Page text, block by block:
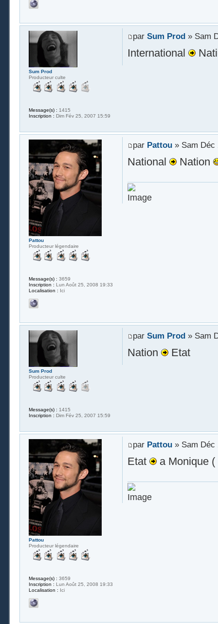
par Sum Prod» Sam
International
Sum Prod
Producteur culte
Message(s) : 1415
Inscription : Dim Fév 25, 2007 15:59
par Pattou» Sam Déc
National Nation
Pattou
Producteur légendaire
Message(s) : 3659
Inscription : Lun Août 25, 2008 19:33
Localisation : Ici
par Sum Prod» Sam
Nation Etat
Sum Prod
Producteur culte
Message(s) : 1415
Inscription : Dim Fév 25, 2007 15:59
par Pattou» Sam Déc
Etat a Monique (
Pattou
Producteur légendaire
Message(s) : 3659
Inscription : Lun Août 25, 2008 19:33
Localisation : Ici